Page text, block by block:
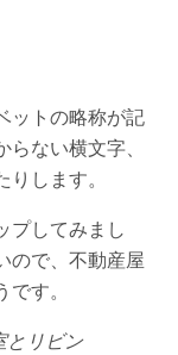
ットの略称が記
ない横文字、
します。
プしてみまし
ので、不動産屋
す。
とリビン